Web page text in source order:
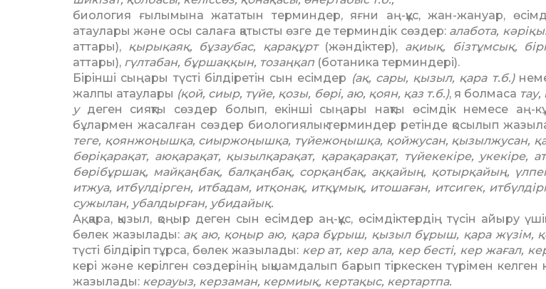
биология ғылымына жататын терминдер, яғни аң-құс, жан-жан­уар,
атаулары және осы салаға қатысты өзге де терминдік сөздер: алабота,
ат­тары), қырықаяқ, бұзаубас, қа­ра­құрт(жәндіктер), ақиық, бізтұ­м­сық,
аттары), гүлтабан, бұршаққын, тозаңқап(ботаника терминдері).
Бірінші сыңары түсті білдіретін сын есімдер (ақ, сары, қызыл, қара т.б.)
жалпы атаулары (қой, сиыр, түйе, қозы, бөрі, аю, қоян, қаз т.б.), я болмаса
удеген сияқты сөздер болып, екін­ші сыңары нақты өсімдік немесе аң-
бұлармен жасалған сөздер биоло­гиялық терминдер ретінде қосы­лып
теге, қоян­жоңыш­­қа, сиыр­жоңышқа, түйе­жоңыш­қа, қойжусан, қызыл­жусан,
бөріқа­ра­қат, аюқарақат, қызыл­қарақат, қарақарақат, түйекекіре, укекіре,
бөрібұр­шақ, майқаңбақ, балқаң­бақ, сор­қаң­бақ, аққайың, қотыр­қайың,
итжуа, итбүлдірген, итбадам, итқонақ, итқұмық, итошаған, итсигек,
сужылан, убалдырған, убидайық.
Ақ, қара, қызыл, қоңыр деген сын есімдер аң-құс, өсімдіктердің түсін айыру
бөлек жазылады: ақ аю, қо­ңыр аю, қара бұрыш, қызыл бұ­рыш, қара жүзім,
түсті білдіріп тұрса, бөлек жазы­лады:кер ат, кер ала, кер бесті, кер жағал,
кері және керілген сөздерінің ықшам­далып барып тіркескен түрімен келген
жазылады: керауыз, керза­ман, кермиық, кертақыс, кертарт­па.